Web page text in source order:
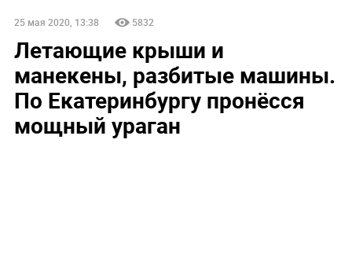
25 мая 2020, 13:38 5832
Летающие крыши и
манекены, разбитые машины.
По Екатеринбургу пронёсся
мощный ураган